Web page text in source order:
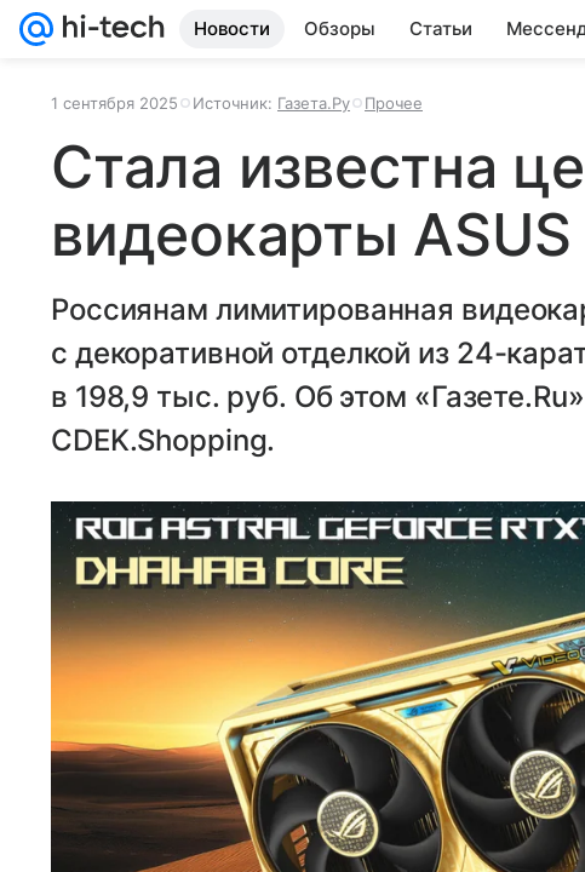
Новости Обзоры Статьи
1 сентября 2025 Источник: Газета.Ру Прочее
Стала известна
видеокарты
Россиянам лимитированная
с декоративной отделкой из 24-
в 198,9 тыс. руб. Об этом
CDEK.Shopping.